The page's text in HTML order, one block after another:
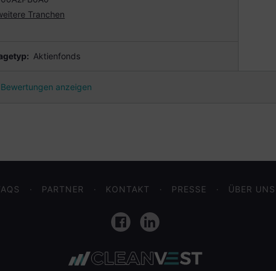
Tranchen
Aktienfonds
Bewertungen anzeigen
PARTNER KONTAKT PRESSE ÜBER UNS
FacebookLinkedIn